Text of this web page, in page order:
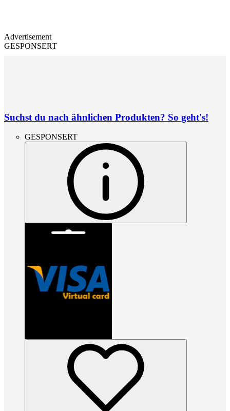
Advertisement
GESPONSERT
Suchst du nach ähnlichen Produkten? So geht's!
GESPONSERT